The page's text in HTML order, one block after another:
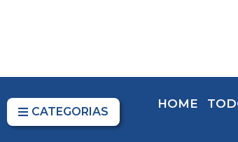
CATEGORIAS
HOME